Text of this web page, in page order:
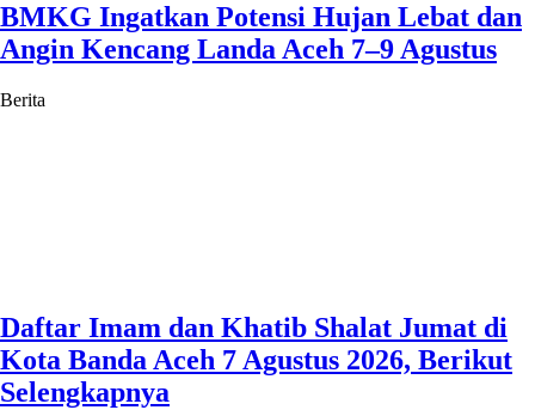
BMKG Ingatkan Potensi Hujan Lebat dan
Angin Kencang Landa Aceh 7–9 Agustus
Berita
Daftar Imam dan Khatib Shalat Jumat di
Kota Banda Aceh 7 Agustus 2026, Berikut
Selengkapnya